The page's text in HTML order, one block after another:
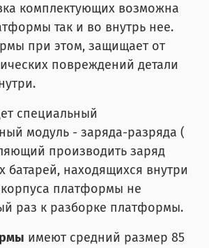
комплектующих возможна
так и во внутрь нее.
при этом, защищает от
повреждений детали
специальный
модуль - заряда-разряда (
производить заряд
батарей, находящихся внутри
платформы не
раз к разборке платформы.
имеют средний размер 85